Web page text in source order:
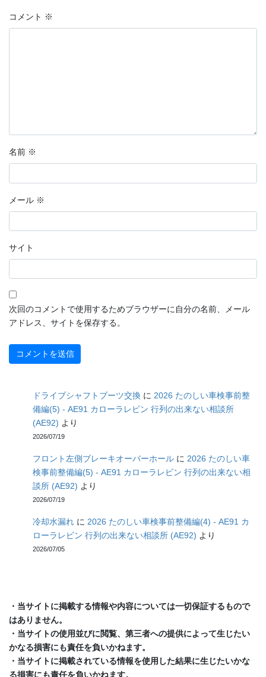
コメント ※
名前 ※
メール ※
サイト
次回のコメントで使用するためブラウザーに自分の名前、メール
アドレス、サイトを保存する。
ドライブシャフトブーツ交換 に 2026 たのしい車検事前整
備編(5) - AE91 カローラレビン 行列の出来ない相談所
(AE92) より
2026/07/19
フロント左側ブレーキオーバーホール に 2026 たのしい車
検事前整備編(5) - AE91 カローラレビン 行列の出来ない相
談所 (AE92) より
2026/07/19
冷却水漏れ に 2026 たのしい車検事前整備編(4) - AE91 カ
ローラレビン 行列の出来ない相談所 (AE92) より
2026/07/05
・当サイトに掲載する情報や内容については一切保証するもので
はありません。
・当サイトの使用並びに閲覧、第三者への提供によって生じたい
かなる損害にも責任を負いかねます。
・当サイトに掲載されている情報を使用した結果に生じたいかな
る損害にも責任を負いかねます。